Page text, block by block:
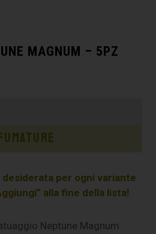
MAGNUM – 5PZ
per ogni variante
alla fine della lista!
Neptune Magnum